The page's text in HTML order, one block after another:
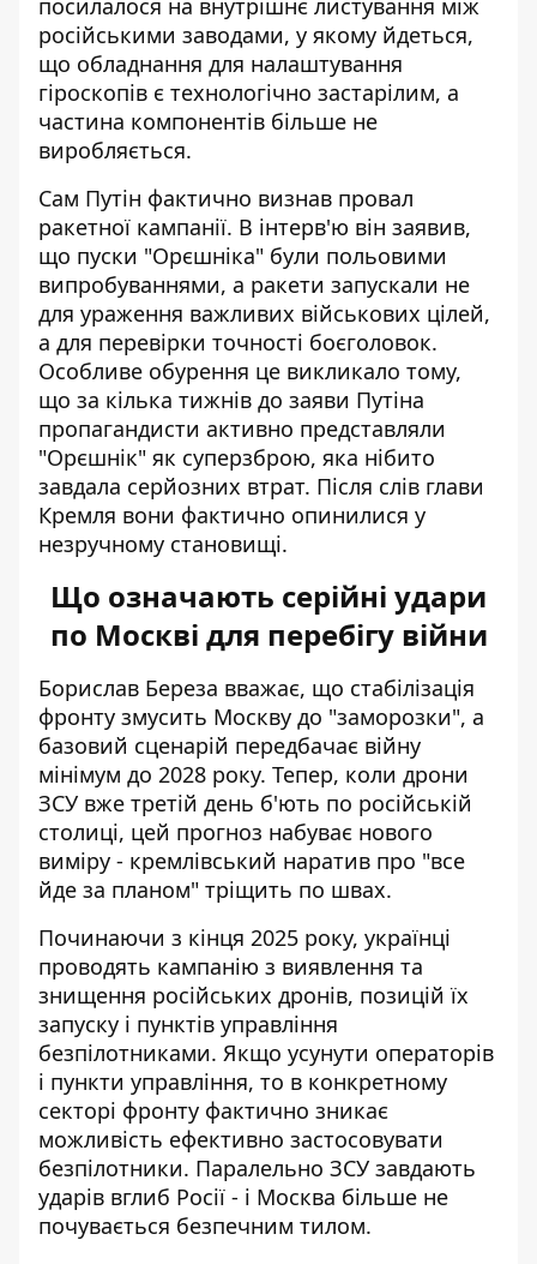
російськими заводами, у якому йдеться,
що обладнання для налаштування
гіроскопів є технологічно застарілим, а
частина компонентів більше не
виробляється.
Сам Путін фактично визнав провал
ракетної кампанії. В інтерв'ю він заявив,
що пуски "Орєшніка" були польовими
випробуваннями, а ракети запускали не
для ураження важливих військових цілей,
а для перевірки точності боєголовок.
Особливе обурення це викликало тому,
що за кілька тижнів до заяви Путіна
пропагандисти активно представляли
"Орєшнік" як суперзброю, яка нібито
завдала серйозних втрат. Після слів глави
Кремля вони фактично опинилися у
незручному становищі.
Що означають серійні удари
по Москві для перебігу війни
Борислав Береза вважає, що стабілізація
фронту змусить Москву до "заморозки", а
базовий сценарій передбачає війну
мінімум до 2028 року. Тепер, коли дрони
ЗСУ вже третій день б'ють по російській
столиці, цей прогноз набуває нового
виміру - кремлівський наратив про "все
йде за планом" тріщить по швах.
Починаючи з кінця 2025 року, українці
проводять кампанію з виявлення та
знищення російських дронів, позицій їх
запуску і пунктів управління
безпілотниками. Якщо усунути операторів
і пункти управління, то в конкретному
секторі фронту фактично зникає
можливість ефективно застосовувати
безпілотники. Паралельно ЗСУ завдають
ударів вглиб Росії - і Москва більше не
почувається безпечним тилом.